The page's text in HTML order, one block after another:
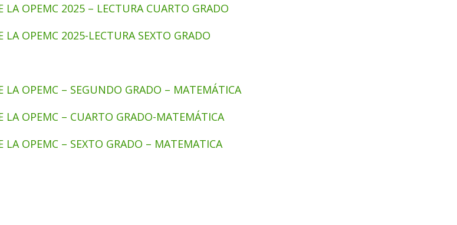
LA OPEMC 2025 – LECTURA CUARTO GRADO
LA OPEMC 2025-LECTURA SEXTO GRADO
LA OPEMC – SEGUNDO GRADO – MATEMÁTICA
LA OPEMC – CUARTO GRADO-MATEMÁTICA
LA OPEMC – SEXTO GRADO – MATEMATICA